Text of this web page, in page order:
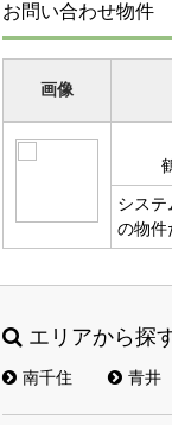
お問い合わせ物件
画像
シス
の物件
エリアから探
南千住 青井